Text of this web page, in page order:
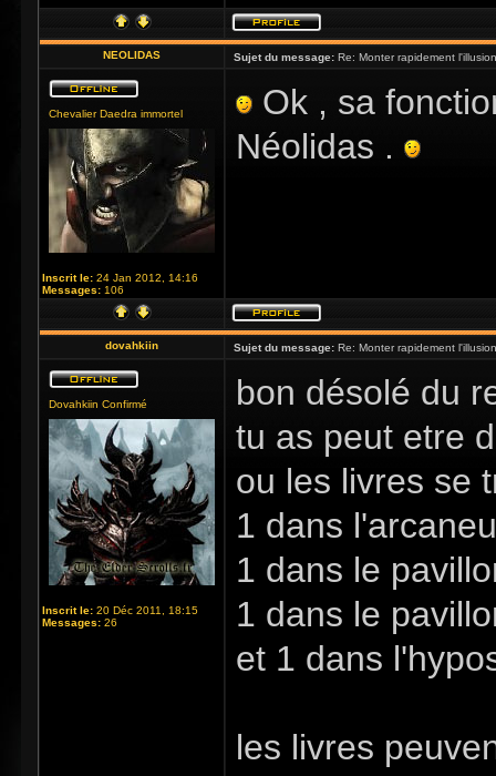
NEOLIDAS Sujet du message: Re: Monter rapidement
Chevalier Daedra immortel
Inscrit le: 24 Jan 2012, 14:16
Messages: 106
Ok , sa
Néolidas .
dovahkiin Sujet du message: Re: Monter rapidement
Dovahkiin Confirmé
Inscrit le: 20 Déc 2011, 18:15
Messages: 26
bon désolé du
tu as peut etre
ou les livres se
1 dans
1 dans le
1 dans le
et 1 dans
les livres